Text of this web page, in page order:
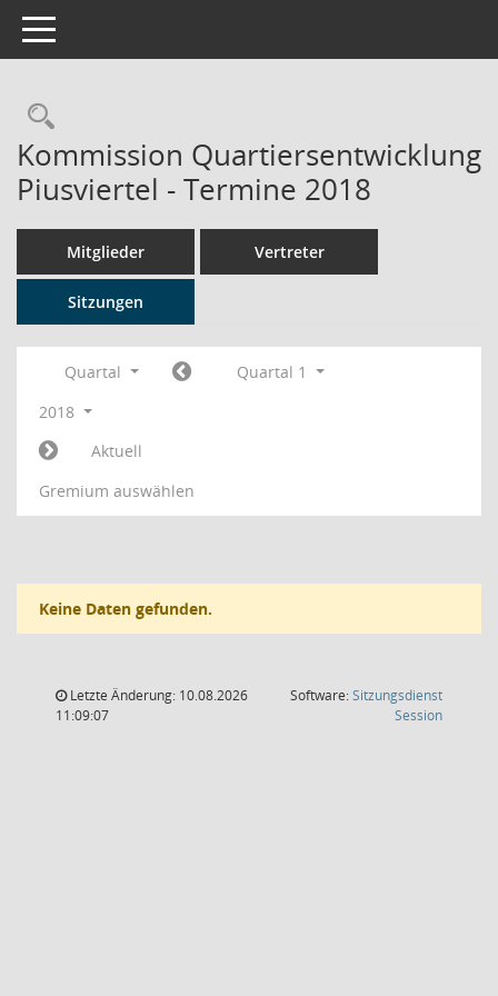
Toggle navigation
Rechercheauswahl
Kommission Quartiersentwicklung
Piusviertel - Termine 2018
Mitglieder Vertreter
Sitzungen
Quartal
Quartal 1
2018
Aktuell
Gremium auswählen
Keine Daten gefunden.
Letzte Änderung: 10.08.2026
11:09:07
Software:Sitzungsdienst
Session(Wird in